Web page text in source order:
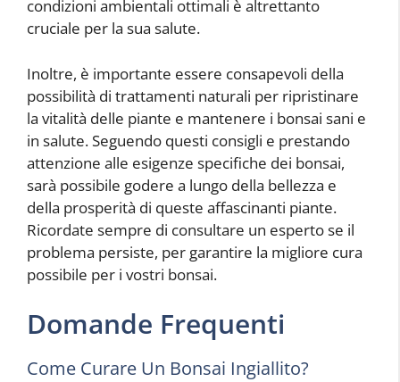
condizioni ambientali ottimali è altrettanto
cruciale per la sua salute.
Inoltre, è importante essere consapevoli della
possibilità di trattamenti naturali per ripristinare
la vitalità delle piante e mantenere i bonsai sani e
in salute. Seguendo questi consigli e prestando
attenzione alle esigenze specifiche dei bonsai,
sarà possibile godere a lungo della bellezza e
della prosperità di queste affascinanti piante.
Ricordate sempre di consultare un esperto se il
problema persiste, per garantire la migliore cura
possibile per i vostri bonsai.
Domande Frequenti
Come Curare Un Bonsai Ingiallito?